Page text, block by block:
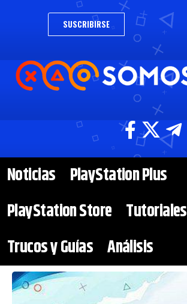
SUSCRIBIRSE
Noticias
PlayStation Plus
PlayStation Store Tutoriales
Trucos y Guías Análisis